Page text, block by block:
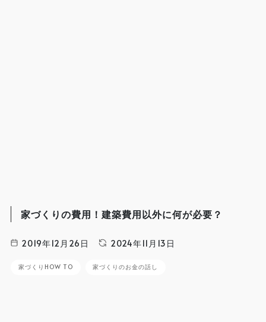
家づくりの費用！建築費用以外に何が必要？
2019年12月26日 2024年11月13日
家づくりHOW TO 家づくりのお金の話し